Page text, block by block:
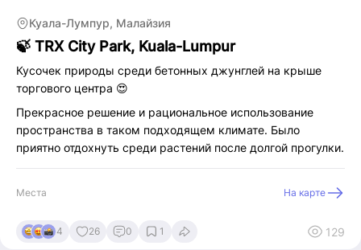
Куала-Лумпур, Малайзия
🍃 TRX City Park, Kuala-Lumpur
Кусочек природы среди бетонных джунглей на крыше
торгового центра 😍
Прекрасное решение и рациональное использование
пространства в таком подходящем климате. Было
приятно отдохнуть среди растений после долгой прогулки.
Места На карте
4 26 0 1 129